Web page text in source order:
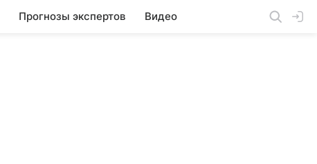
Прогнозы экспертов Видео